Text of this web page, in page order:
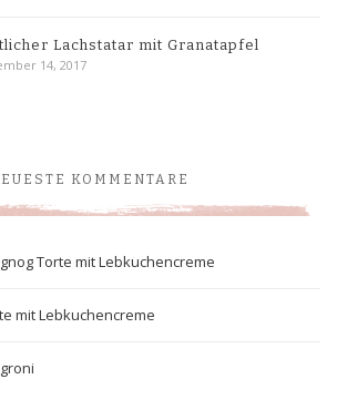
Lachstatar mit Granatapfel
14, 2017
KOMMENTARE
Torte mit Lebkuchencreme
mit Lebkuchencreme